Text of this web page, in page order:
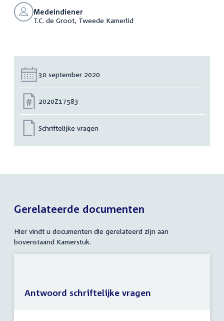
Medeindiener
T.C. de Groot, Tweede Kamerlid
Datum:
30 september 2020
Nummer:
2020Z17583
Schriftelijke vragen
Gerelateerde documenten
Hier vindt u documenten die gerelateerd zijn aan
bovenstaand Kamerstuk.
Antwoord schriftelijke vragen